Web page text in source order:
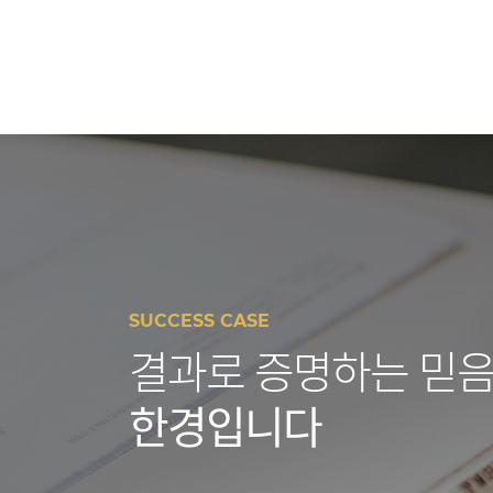
SUCCESS CASE
결과로 증명하는 믿
한경입니다